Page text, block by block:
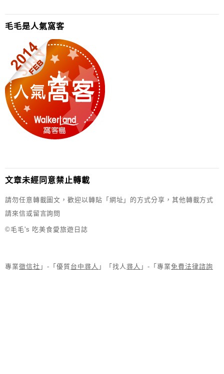
毛毛是人氣窩客
文章未經同意禁止轉載
請勿任意轉載圖文，歡迎以轉貼「網址」的方式分享，其他轉載方式
請來信或留言詢問
©毛毛's 吃美食愛旅遊日誌
專業徵信社 」-「優質台中尋人 」「找人 尋人 」-「專業免費法律諮詢